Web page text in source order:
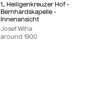
1., Heiligenkreuzer Hof -
Bernhardskapelle -
Innenansicht
Josef Wlha
around 1900